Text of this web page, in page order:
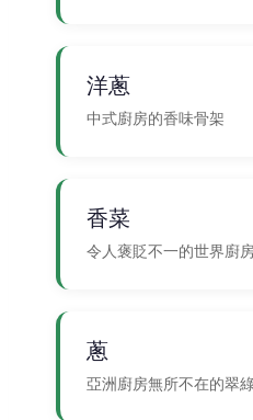
洋蔥
中式廚房的香味骨架
香菜
令人褒貶不一的世界廚
蔥
亞洲廚房無所不在的翠